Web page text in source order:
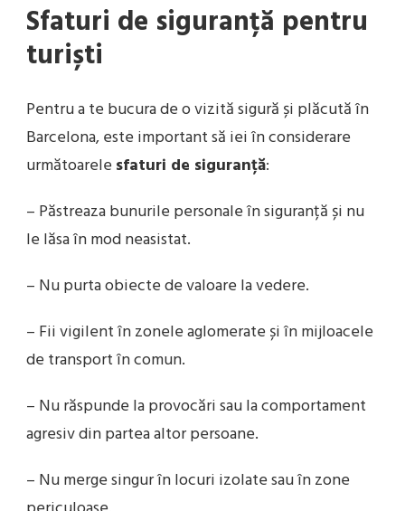
Sfaturi de siguranță pentru
turiști
Pentru a te bucura de o vizită sigură și plăcută în
Barcelona, este important să iei în considerare
următoarele sfaturi de siguranță:
– Păstreaza bunurile personale în siguranță și nu
le lăsa în mod neasistat.
– Nu purta obiecte de valoare la vedere.
– Fii vigilent în zonele aglomerate și în mijloacele
de transport în comun.
– Nu răspunde la provocări sau la comportament
agresiv din partea altor persoane.
– Nu merge singur în locuri izolate sau în zone